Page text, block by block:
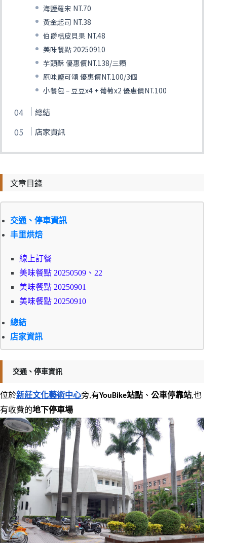
海鹽羅宋 NT.70
黃金起司 NT.38
伯爵桔皮貝果 NT.48
美味餐點 20250910
芋頭酥 優惠價NT.138/三顆
原味鹽可頌 優惠價NT.100/3個
小餐包 – 豆豆x4 + 葡萄x2 優惠價NT.100
總結
店家資訊
文章目錄
交通、停車資訊
丰里烘焙
線上訂餐
美味餐點 20250509、22
美味餐點 20250901
美味餐點 20250910
總結
店家資訊
交通、停車資訊
位於新莊文化藝術中心旁,有YouBike站點 、 公車停靠站,也
有收費的地下停車場